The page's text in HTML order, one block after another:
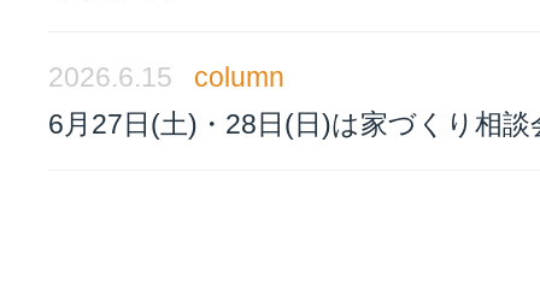
2026.6.15
column
6月27日(土)・28日(日)は家づくり相談